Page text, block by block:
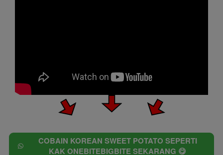
`
COBAIN KOREAN SWEET POTATO SEPERTI
KAK ONEBITEBIGBITE SEKARANG 😋